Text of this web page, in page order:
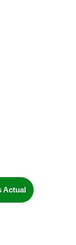
Actual